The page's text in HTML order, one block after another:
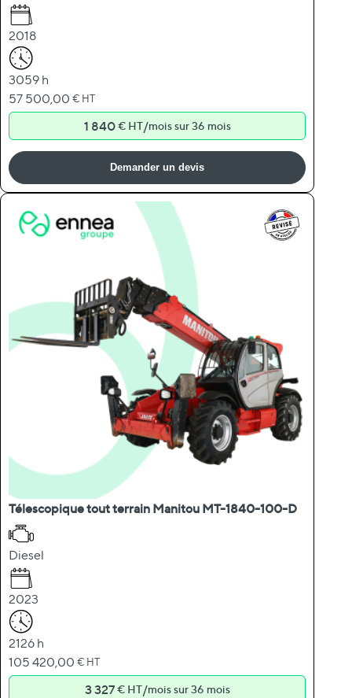
2018
3059 h
57 500,00 € HT
1 840€ HT/mois sur 36 mois
Demander un devis
Télescopique tout terrain Manitou MT-1840-100-D
Diesel
2023
2126 h
105 420,00 € HT
3 327€ HT/mois sur 36 mois